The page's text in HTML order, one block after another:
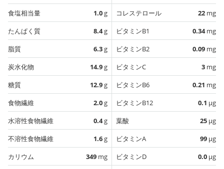
食塩相当量
1.0g
たんぱく質
8.4g
脂質
6.3g
炭水化物
14.9g
糖質
12.9g
食物繊維
2.0g
水溶性食物繊維
0.4g
不溶性食物繊維
1.6g
カリウム
349 mg
コレステロール
22 mg
ビタミンB1
0.34mg
ビタミンB2
0.09 mg
ビタミンC
3 mg
ビタミンB6
0.21 mg
ビタミンB12
0.1 µg
葉酸
25 µg
ビタミンA
99 µg
ビタミンD
0.0 µg